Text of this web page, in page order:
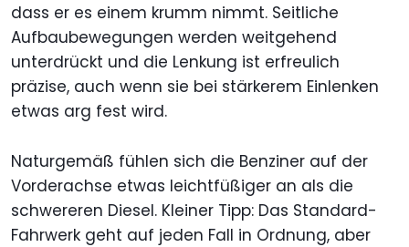
dass er es einem krumm nimmt. Seitliche
Aufbaubewegungen werden weitgehend
unterdrückt und die Lenkung ist erfreulich
präzise, auch wenn sie bei stärkerem Einlenken
etwas arg fest wird.
Naturgemäß fühlen sich die Benziner auf der
Vorderachse etwas leichtfüßiger an als die
schwereren Diesel. Kleiner Tipp: Das Standard-
Fahrwerk geht auf jeden Fall in Ordnung, aber